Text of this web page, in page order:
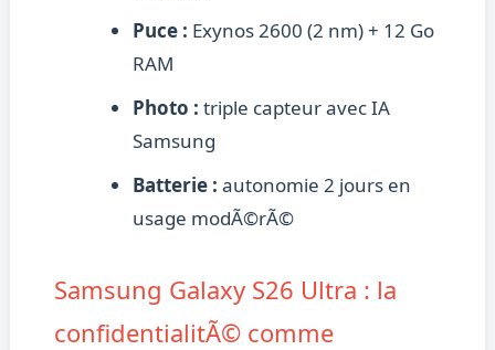
Puce : Exynos 2600 (2 nm) + 12 Go
RAM
Photo : triple capteur avec IA
Samsung
Batterie : autonomie 2 jours en
usage modÃ©rÃ©
Samsung Galaxy S26 Ultra : la
confidentialitÃ© comme